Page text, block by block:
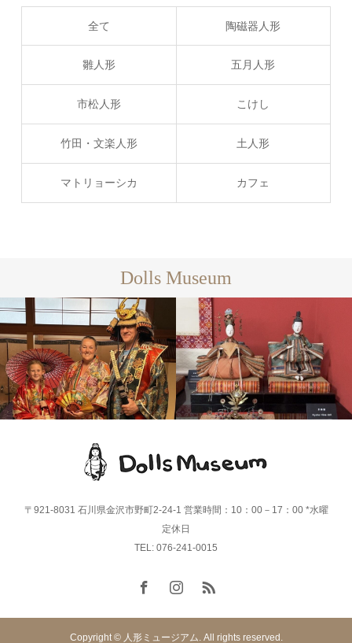
全て 陶磁器人形
雛人形 五月人形
市松人形 こけし
竹田・文楽人形 土人形
マトリョーシカ カフェ
Dolls Museum
体験のご案内 雛人形
〒921-8031 石川県金沢市野町2-24-1 営業時間：10：00－17：00 *水曜
定休日
TEL: 076-241-0015
Copyright © 人形ミュージアム. All rights reserved.